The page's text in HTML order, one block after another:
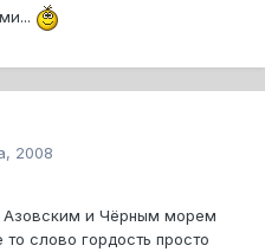
2008
Азовским и Чёрным морем
то слово гордость просто